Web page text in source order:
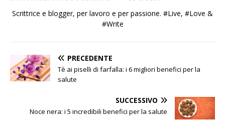
Scrittrice e blogger, per lavoro e per passione. #Live, #Love &
#Write
PRECEDENTE
Tè ai piselli di farfalla: i 6 migliori benefici per la
salute
SUCCESSIVO
Noce nera: i 5 incredibili benefici per la salute